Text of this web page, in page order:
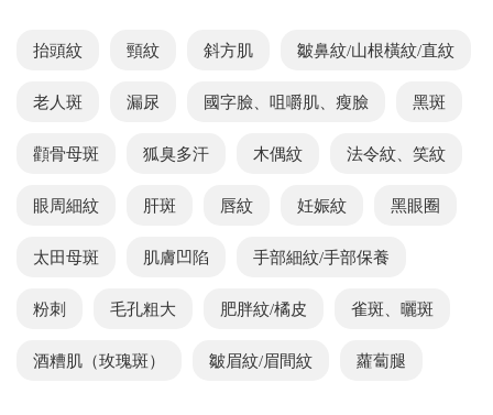
抬頭紋 頸紋 斜方肌 皺鼻紋/山根橫紋/直紋
老人斑 漏尿 國字臉、咀嚼肌、瘦臉 黑斑
顴骨母斑 狐臭多汗 木偶紋 法令紋、笑紋
眼周細紋 肝斑 唇紋 妊娠紋 黑眼圈
太田母斑 肌膚凹陷 手部細紋/手部保養
粉刺 毛孔粗大 肥胖紋/橘皮 雀斑、曬斑
酒糟肌（玫瑰斑） 皺眉紋/眉間紋 蘿蔔腿